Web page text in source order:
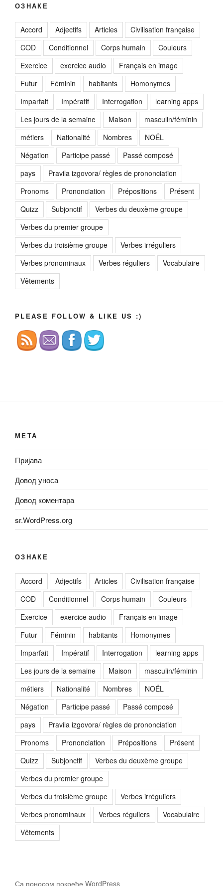
ОЗНАКЕ
Accord Adjectifs Articles
Civilisation française
COD
Conditionnel Corps humain
Couleurs
Exercice
exercice audio
Français en image
Futur
Féminin habitants
Homonymes
Imparfait
Impératif Interrogation
learning apps
Les jours de la semaine
Maison
masculin/féminin
métiers
Nationalité Nombres
NOËL
Négation
Participe passé
Passé composé
pays
Pravila izgovora/ règles de prononciation
Pronoms
Prononciation Prépositions
Présent
Quizz
Subjonctif
Verbes du deuxème groupe
Verbes du premier groupe
Verbes du troisième groupe
Verbes irréguliers
Verbes pronominaux
Verbes réguliers
Vocabulaire
Vêtements
PLEASE FOLLOW & LIKE US :)
МЕТА
Пријава
Довод уноса
Довод коментара
sr.WordPress.org
ОЗНАКЕ
Accord Adjectifs Articles
Civilisation française
COD
Conditionnel Corps humain
Couleurs
Exercice
exercice audio
Français en image
Futur
Féminin habitants
Homonymes
Imparfait
Impératif Interrogation
learning apps
Les jours de la semaine
Maison
masculin/féminin
métiers
Nationalité Nombres
NOËL
Négation
Participe passé
Passé composé
pays
Pravila izgovora/ règles de prononciation
Pronoms
Prononciation Prépositions
Présent
Quizz
Subjonctif
Verbes du deuxème groupe
Verbes du premier groupe
Verbes du troisième groupe
Verbes irréguliers
Verbes pronominaux
Verbes réguliers
Vocabulaire
Vêtements
Са поносом покреће WordPress